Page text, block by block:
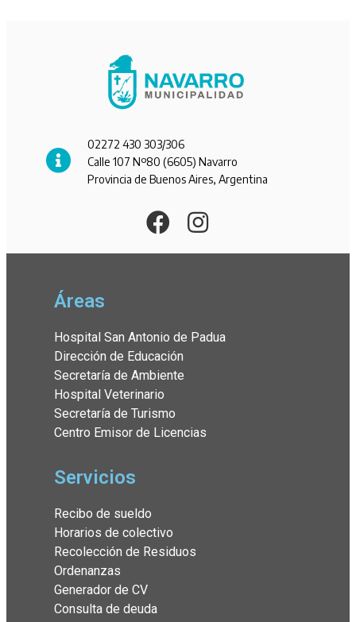
02272 430 303/306
Calle 107 Nº80 (6605) Navarro
Provincia de Buenos Aires, Argentina
Áreas
Hospital San Antonio de Padua
Dirección de Educación
Secretaría de Ambiente
Hospital Veterinario
Secretaría de Turismo
Centro Emisor de Licencias
Servicios
Recibo de sueldo
Horarios de colectivo
Recolección de Residuos
Ordenanzas
Generador de CV
Consulta de deuda